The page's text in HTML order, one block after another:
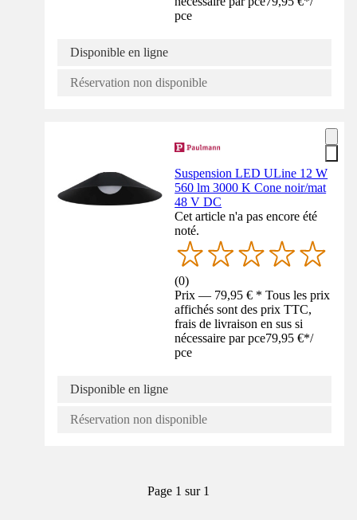
pce
Disponible en ligne
Réservation non disponible
Suspension LED ULine 12 W
560 lm 3000 K Cone noir/mat
48 V DC
Cet article n'a pas encore été
noté.
(0)
Prix — 79,95 € * Tous les prix
affichés sont des prix TTC,
frais de livraison en sus si
nécessaire par pce79,95 €*/
pce
Disponible en ligne
Réservation non disponible
Page 1 sur 1